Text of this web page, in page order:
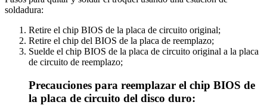
soldadura:
Retire el chip BIOS de la placa de circuito original;
Retire el chip del BIOS de la placa de reemplazo;
Suelde el chip BIOS de la placa de circuito original a la placa
de circuito de reemplazo;
Precauciones para reemplazar el chip BIOS de
la placa de circuito del disco duro: